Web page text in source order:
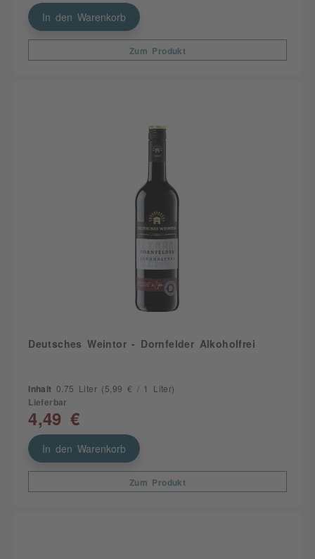
In den Warenkorb
Zum Produkt
Deutsches Weintor - Dornfelder Alkoholfrei
Inhalt 0.75 Liter (5,99 € / 1 Liter)
Lieferbar
4,49 €
In den Warenkorb
Zum Produkt